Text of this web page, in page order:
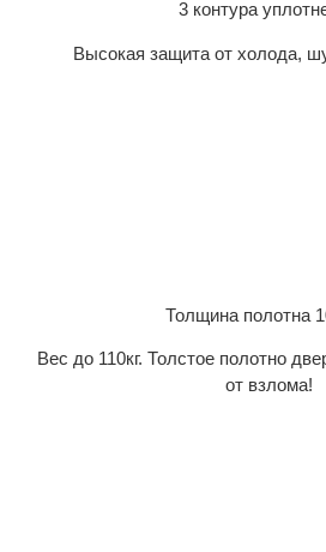
3 контура
Высокая защита от холода,
Толщина полотна
Вес до 110кг. Толстое полотно
от взлома!